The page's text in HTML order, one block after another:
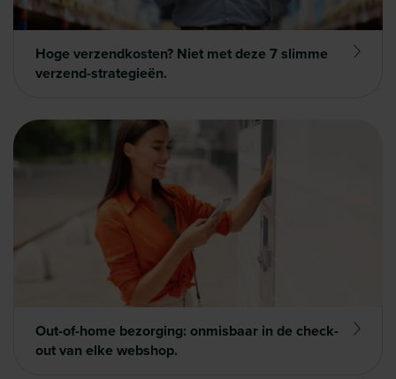
Hoge verzendkosten? Niet met deze 7 slimme
verzend-strategieën.
Out-of-home bezorging: onmisbaar in de check-
out van elke webshop.